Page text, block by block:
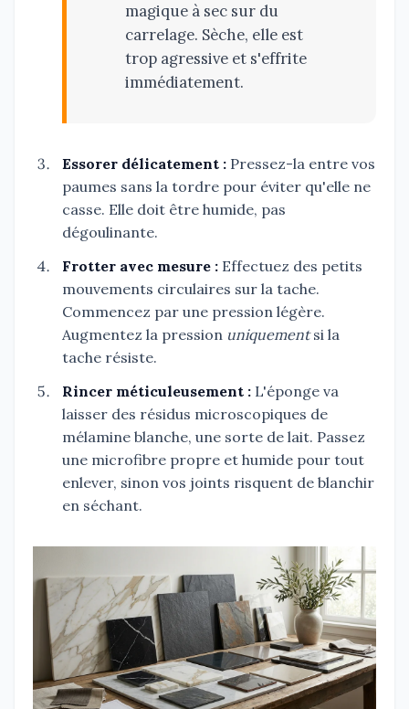
magique à sec sur du
carrelage. Sèche, elle est
trop agressive et s'effrite
immédiatement.
Essorer délicatement : Pressez-la entre vos
paumes sans la tordre pour éviter qu'elle ne
casse. Elle doit être humide, pas
dégoulinante.
Frotter avec mesure : Effectuez des petits
mouvements circulaires sur la tache.
Commencez par une pression légère.
Augmentez la pression uniquementsi la
tache résiste.
Rincer méticuleusement : L'éponge va
laisser des résidus microscopiques de
mélamine blanche, une sorte de lait. Passez
une microfibre propre et humide pour tout
enlever, sinon vos joints risquent de blanchir
en séchant.